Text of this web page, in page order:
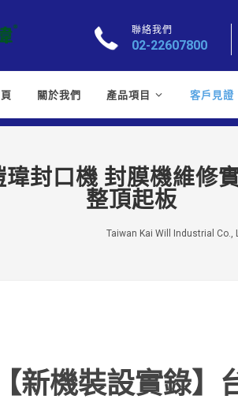
聯絡我們
02-22607800
關於我們 產品項目 客戶見證
瑋封口機 封膜機維修
整頂起板
Taiwan Kai Will Industrial Co.,
【新機裝設實錄